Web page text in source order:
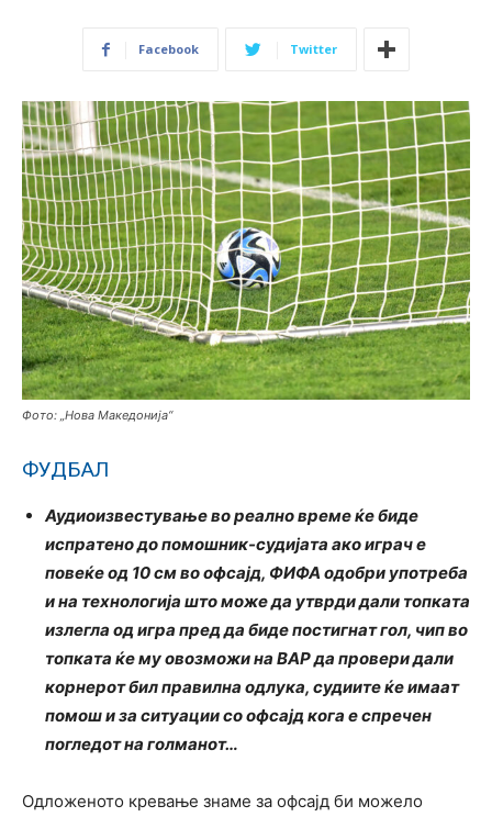
Facebook Twitter
Фото: „Нова Македонија“
ФУДБАЛ
Аудиоизвестување во реално време ќе биде
испратено до помошник-судијата ако играч е
повеќе од 10 см во офсајд, ФИФА одобри употреба
и на технологија што може да утврди дали топката
излегла од игра пред да биде постигнат гол, чип во
топката ќе му овозможи на ВАР да провери дали
корнерот бил правилна одлука, судиите ќе имаат
помош и за ситуации со офсајд кога е спречен
погледот на голманот…
Одложеното кревање знаме за офсајд би можело